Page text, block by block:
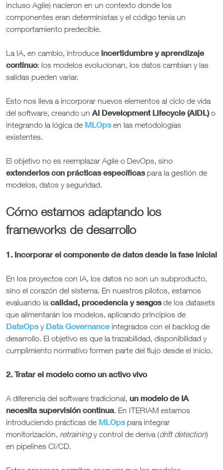
incluso Agile) nacieron en un contexto donde los
componentes eran deterministas y el código tenía un
comportamiento predecible.
La IA, en cambio, introduce incertidumbre y aprendizaje
continuo: los modelos evolucionan, los datos cambian y las
salidas pueden variar.
Esto nos lleva a incorporar nuevos elementos al ciclo de vida
del software, creando un AI Development Lifecycle (AIDL)o
integrando la lógica de MLOpsen las metodologías
existentes.
El objetivo no es reemplazar Agile o DevOps, sino
extenderlos con prácticas específicaspara la gestión de
modelos, datos y seguridad.
Cómo estamos adaptando los
frameworks de desarrollo
1. Incorporar el componente de datos desde la fase inicial
En los proyectos con IA, los datos no son un subproducto,
sino el corazón del sistema. En nuestros pilotos, estamos
evaluando la calidad, procedencia y sesgosde los datasets
que alimentarán los modelos, aplicando principios de
DataOpsy Data Governance integrados con el backlog de
desarrollo. El objetivo es que la trazabilidad, disponibilidad y
cumplimiento normativo formen parte del flujo desde el inicio.
2. Tratar el modelo como un activo vivo
A diferencia del software tradicional, un modelo de IA
necesita supervisión continua. En ITERIAM estamos
introduciendo prácticas de MLOpspara integrar
monitorización, retrainingy control de deriva (drift detection)
en pipelines CI/CD.